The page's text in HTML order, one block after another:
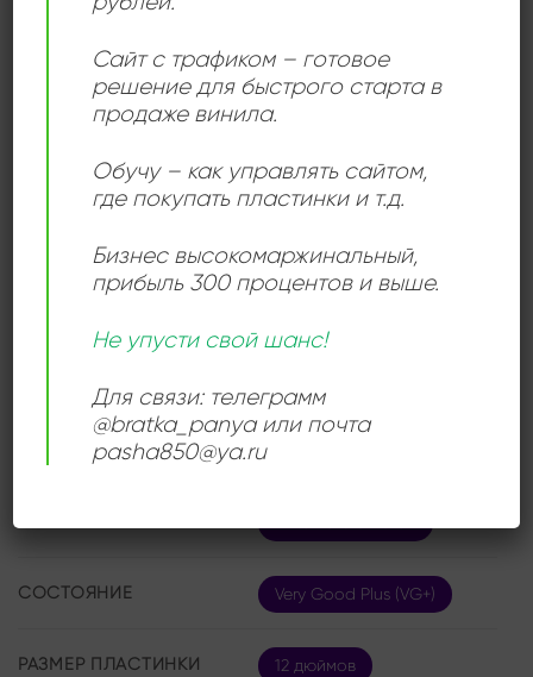
хаусовые элементы с диско-афишами, создавая по-
настоящему захватывающую атмосферу.
В этом альбоме можно услышать как оригинальные
композиции, так и ремиксы, которые получили
широкое признание в клубной культуре того
времени. В целом, альбом “Let’s Get Together”
Кламанта в его лучшие годы.
СОСТОЯНИЕ Very Good Plus (VG+)
РАЗМЕР ПЛАСТИНКИ 12 дюймов
Сайт с трафиком – готовое
решение для быстрого старта в
продаже винила.
Обучу – как управлять сайтом,
где покупать пластинки и т.д.
Бизнес высокомаржинальный,
прибыль 300 процентов и выше.
Не упусти свой шанс!
Для связи: телеграмм
@bratka_panya или почта
pasha850@ya.ru